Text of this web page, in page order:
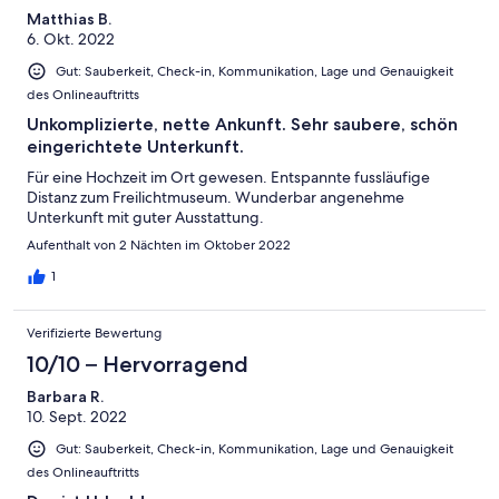
Matthias B.
6. Okt. 2022
Gut: Sauberkeit, Check-in, Kommunikation, Lage und Genauigkeit
des Onlineauftritts
Unkomplizierte, nette Ankunft. Sehr saubere, schön
eingerichtete Unterkunft.
Für eine Hochzeit im Ort gewesen. Entspannte fussläufige
Distanz zum Freilichtmuseum. Wunderbar angenehme
Unterkunft mit guter Ausstattung.
Aufenthalt von 2 Nächten im Oktober 2022
1
Verifizierte Bewertung
10/10 – Hervorragend
Barbara R.
10. Sept. 2022
Gut: Sauberkeit, Check-in, Kommunikation, Lage und Genauigkeit
des Onlineauftritts